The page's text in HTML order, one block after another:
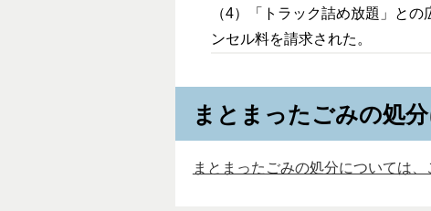
（4）「トラック詰め放題」と
ンセル料を請求された。
まとまったごみの処
まとまったごみの処分については